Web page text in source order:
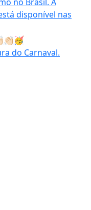
do Carnaval.